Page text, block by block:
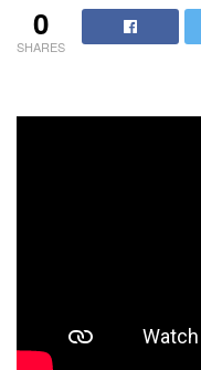
0
SHARES